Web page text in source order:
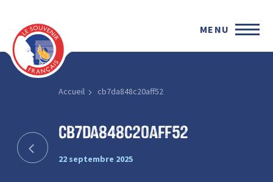
MENU
Accueil cb7da848c20aff52
cb7da848c20aff52
22 septembre 2025